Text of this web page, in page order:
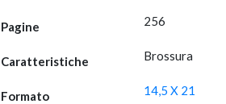
Pagine 256
Caratteristiche Brossura
Formato 14,5 X 21